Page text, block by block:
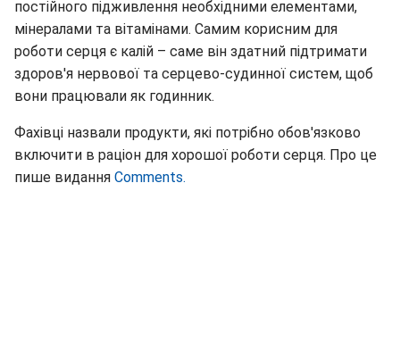
постійного підживлення необхідними елементами,
мінералами та вітамінами. Самим корисним для
роботи серця є калій – саме він здатний підтримати
здоров'я нервової та серцево-судинної систем, щоб
вони працювали як годинник.
Фахівці назвали продукти, які потрібно обов'язково
включити в раціон для хорошої роботи серця. Про це
пише видання Comments.